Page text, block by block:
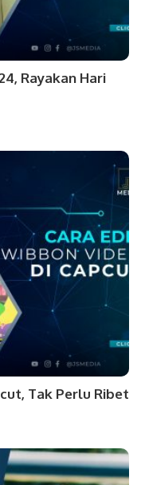
Rayakan Hari
Tak Perlu Ribet